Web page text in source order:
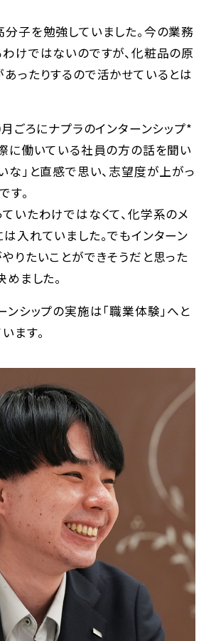
子を勉強していました。今の業務
けではないのですが、化粧品の原
ったりするので活かせているとは
ごろにナプラのインターンシップ*
に働いている社員の方の話を聞い
な」と直感で思い、志望度が上がっ
す。
いたわけではなくて、化学系のメ
入れていました。でもインターン
りたいことができそうだと思った
めました。
シップの実施は「職業体験」へと
ます。